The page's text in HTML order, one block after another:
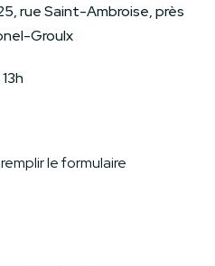
rue Saint-Ambroise, près
Groulx
le formulaire